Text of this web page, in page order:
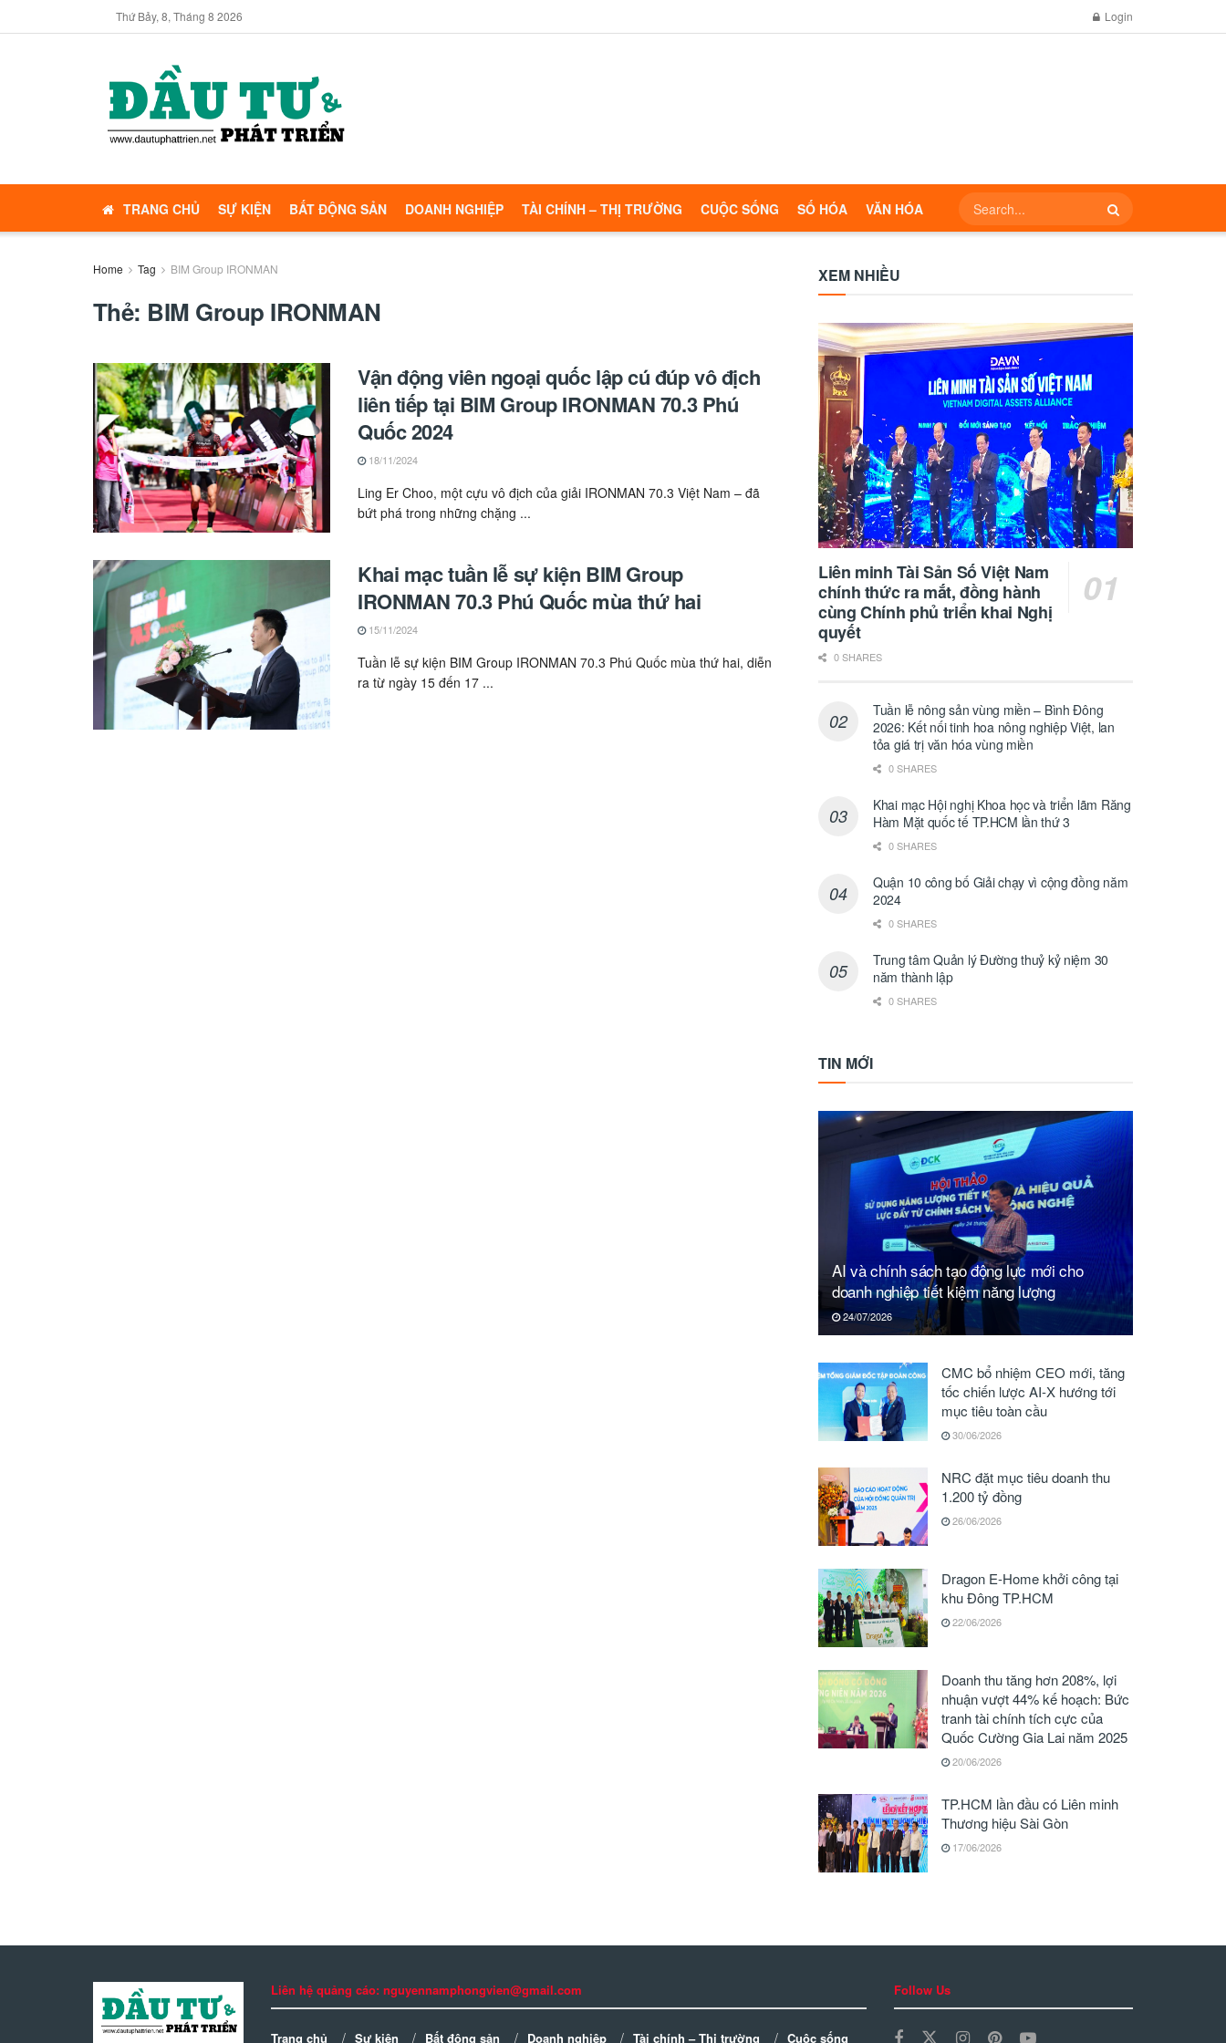
Thứ Bảy, 8, Tháng 8 2026 Login
TRANG CHỦ SỰ KIỆN BẤT ĐỘNG SẢN DOANH NGHIỆP TÀI CHÍNH – THỊ TRƯỜNG CUỘC SỐNG SỐ HÓA VĂN HÓA
Home Tag BIM Group IRONMAN
Thẻ: BIM Group IRONMAN
Vận động viên ngoại quốc lập cú đúp vô địch
liên tiếp tại BIM Group IRONMAN 70.3 Phú
Quốc 2024
18/11/2024
Ling Er Choo, một cựu vô địch của giải IRONMAN 70.3 Việt Nam – đã
bứt phá trong những chặng ...
Khai mạc tuần lễ sự kiện BIM Group
IRONMAN 70.3 Phú Quốc mùa thứ hai
15/11/2024
Tuần lễ sự kiện BIM Group IRONMAN 70.3 Phú Quốc mùa thứ hai, diễn
ra từ ngày 15 đến 17 ...
XEM NHIỀU
Liên minh Tài Sản Số Việt Nam
chính thức ra mắt, đồng hành
cùng Chính phủ triển khai Nghị
quyết
0 SHARES
Tuần lễ nông sản vùng miền – Bình Đông
2026: Kết nối tinh hoa nông nghiệp Việt, lan
tỏa giá trị văn hóa vùng miền
0 SHARES
Khai mạc Hội nghị Khoa học và triển lãm Răng
Hàm Mặt quốc tế TP.HCM lần thứ 3
0 SHARES
Quận 10 công bố Giải chạy vì cộng đồng năm
2024
0 SHARES
Trung tâm Quản lý Đường thuỷ kỷ niệm 30
năm thành lập
0 SHARES
TIN MỚI
AI và chính sách tạo động lực mới cho
doanh nghiệp tiết kiệm năng lượng
24/07/2026
CMC bổ nhiệm CEO mới, tăng
tốc chiến lược AI-X hướng tới
mục tiêu toàn cầu
30/06/2026
NRC đặt mục tiêu doanh thu
1.200 tỷ đồng
26/06/2026
Dragon E-Home khởi công tại
khu Đông TP.HCM
22/06/2026
Doanh thu tăng hơn 208%, lợi
nhuận vượt 44% kế hoạch: Bức
tranh tài chính tích cực của
Quốc Cường Gia Lai năm 2025
20/06/2026
TP.HCM lần đầu có Liên minh
Thương hiệu Sài Gòn
17/06/2026
Liên hệ quảng cáo: nguyennamphongvien@gmail.com
Trang chủ Sự kiện Bất động sản Doanh nghiệp Tài chính – Thị trường Cuộc sống
Follow Us